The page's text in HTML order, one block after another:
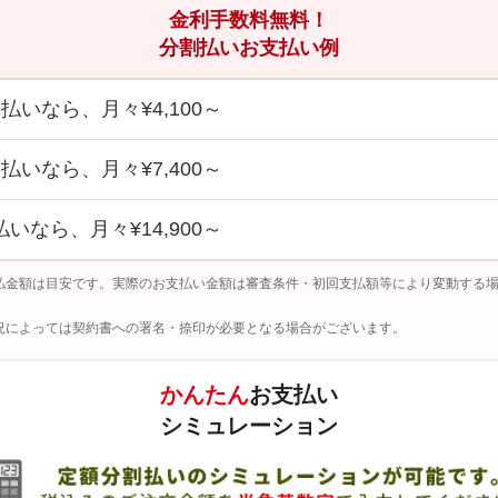
金利手数料無料！
分割払いお支払い例
いなら、月々¥4,100～
いなら、月々¥7,400～
いなら、月々¥14,900～
額は目安です。実際のお支払い金額は審査条件・初回支払額等により変動する
よっては契約書への署名・捺印が必要となる場合がございます。
かんたんお支払い
シミュレーション